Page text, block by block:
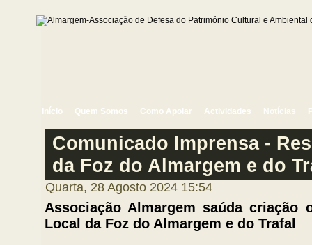
Início Quem Somos Como Apoiar Actividades Notícias
Comunicado Imprensa -
da Foz do Almargem e do
Quarta, 28 Agosto 2024 15:54
Associação Almargem saúda criação
Local da Foz do Almargem e do Trafal